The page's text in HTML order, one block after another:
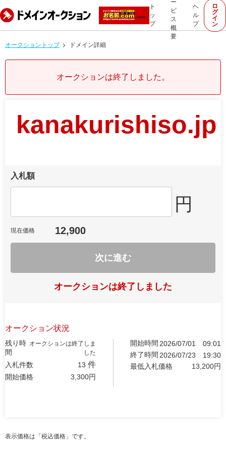
ト
ッ
プ
ー
ビ
ス
概
要
ヘ
ル
プ
ロ
グ
イ
ン
オークショントップ ドメイン詳細
オークションは終了しました。
kanakurishiso.jp
入札額
円
現在価格 12,900
次に進む
オークションは終了しました
オークション状況
残り時
間
オークションは終了しま
した
入札件数 13 件
開始価格 3,300円
開始時間 2026/07/01
09:01
終了時間 2026/07/23
19:30
最低入札価格
13,200円
表示価格は「税込価格」です。